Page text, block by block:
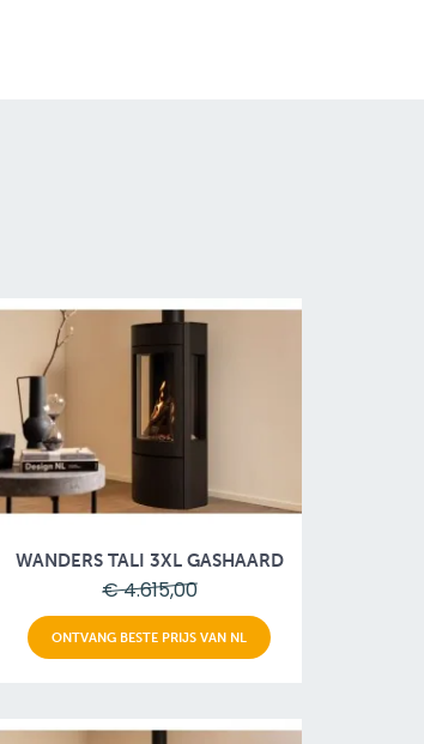
WANDERS TALI 3XL GASHAARD
€ 4.615,00
ONTVANG BESTE PRIJS VAN NL